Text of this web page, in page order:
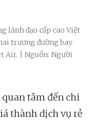
lãnh đạo cấp cao Việt
trương đường bay
Air. | Nguồn: Người
quan tâm đến chi
thành dịch vụ rẻ